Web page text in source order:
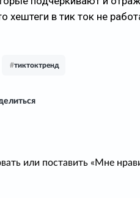
хештеги в тик ток не
#тиктоктренд
или поставить «Мне